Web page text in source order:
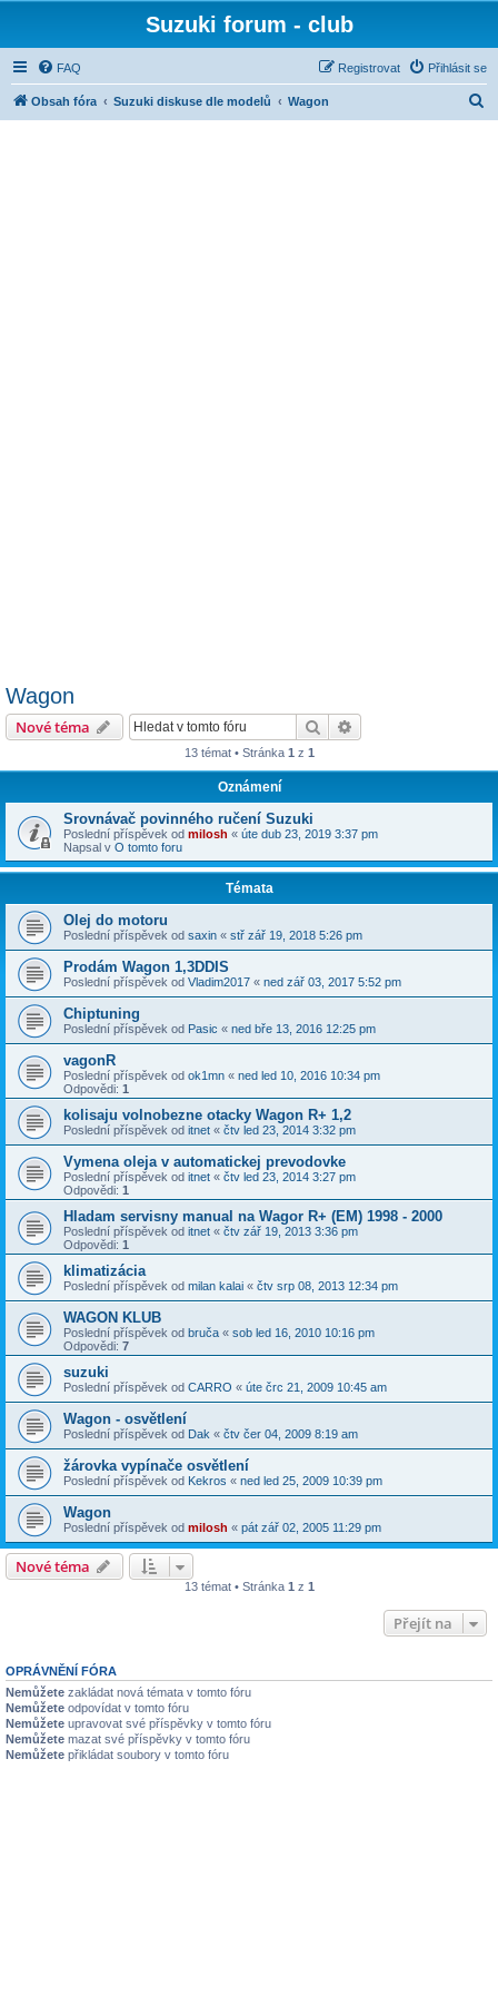
Suzuki forum - club
FAQ Přihlásit se
Registrovat
Obsah fóra Suzuki diskuse dle modelů Wagon
Wagon
Nové téma Hledat
13 témat • Stránka 1 z 1
Oznámení
Srovnávač povinného ručení Suzuki
Poslední příspěvek od milosh « úte dub 23, 2019 3:37 pm
Napsal v O tomto foru
Témata
Olej do motoru
Poslední příspěvek od saxin « stř zář 19, 2018 5:26 pm
Prodám Wagon 1,3DDIS
Poslední příspěvek od Vladim2017 « ned zář 03, 2017 5:52 pm
Chiptuning
Poslední příspěvek od Pasic « ned bře 13, 2016 12:25 pm
vagonR
Poslední příspěvek od ok1mn « ned led 10, 2016 10:34 pm
Odpovědi: 1
kolisaju volnobezne otacky Wagon R+ 1,2
Poslední příspěvek od itnet « čtv led 23, 2014 3:32 pm
Vymena oleja v automatickej prevodovke
Poslední příspěvek od itnet « čtv led 23, 2014 3:27 pm
Odpovědi: 1
Hladam servisny manual na Wagor R+ (EM) 1998 - 2000
Poslední příspěvek od itnet « čtv zář 19, 2013 3:36 pm
Odpovědi: 1
klimatizácia
Poslední příspěvek od milan kalai « čtv srp 08, 2013 12:34 pm
WAGON KLUB
Poslední příspěvek od bruča « sob led 16, 2010 10:16 pm
Odpovědi: 7
suzuki
Poslední příspěvek od CARRO « úte črc 21, 2009 10:45 am
Wagon - osvětlení
Poslední příspěvek od Dak « čtv čer 04, 2009 8:19 am
žárovka vypínače osvětlení
Poslední příspěvek od Kekros « ned led 25, 2009 10:39 pm
Wagon
Poslední příspěvek od milosh « pát zář 02, 2005 11:29 pm
Nové téma
13 témat • Stránka 1 z 1
Přejít na
OPRÁVNĚNÍ FÓRA
Nemůžete zakládat nová témata v tomto fóru
Nemůžete odpovídat v tomto fóru
Nemůžete upravovat své příspěvky v tomto fóru
Nemůžete mazat své příspěvky v tomto fóru
Nemůžete přikládat soubory v tomto fóru